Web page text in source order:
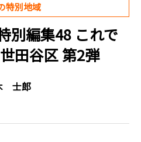
特別地域
別編集48 これで
田谷区 第2弾
士郎